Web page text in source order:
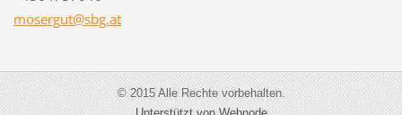
mosergut@sbg.at
© 2015 Alle Rechte vorbehalten.